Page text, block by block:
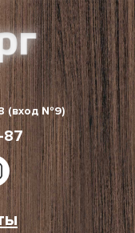
(вход №9)
87